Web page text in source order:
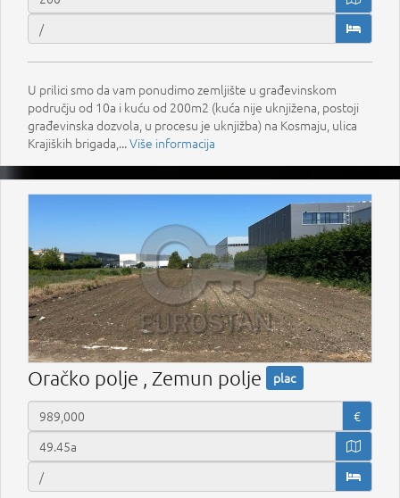
U prilici smo da vam ponudimo zemljište u građevinskom
području od 10a i kuću od 200m2 (kuća nije uknjižena, postoji
građevinska dozvola, u procesu je uknjižba) na Kosmaju, ulica
Krajiških brigada,...Više informacija
Oračko polje , Zemun polje plac
€